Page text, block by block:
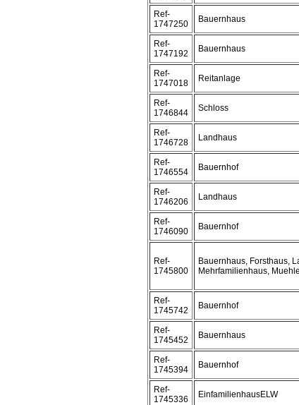
Ref-
1747250
Bauernhaus
Ref-
1747192
Bauernhaus
Ref-
1747018
Reitanlage
Ref-
1746844
Schloss
Ref-
1746728
Landhaus
Ref-
1746554
Bauernhof
Ref-
1746206
Landhaus
Ref-
1746090
Bauernhof
Ref-
1745800
Bauernhaus, Forsthaus,
Mehrfamilienhaus, Muehle
Ref-
1745742
Bauernhof
Ref-
1745452
Bauernhaus
Ref-
1745394
Bauernhof
Ref-
1745336
EinfamilienhausELW